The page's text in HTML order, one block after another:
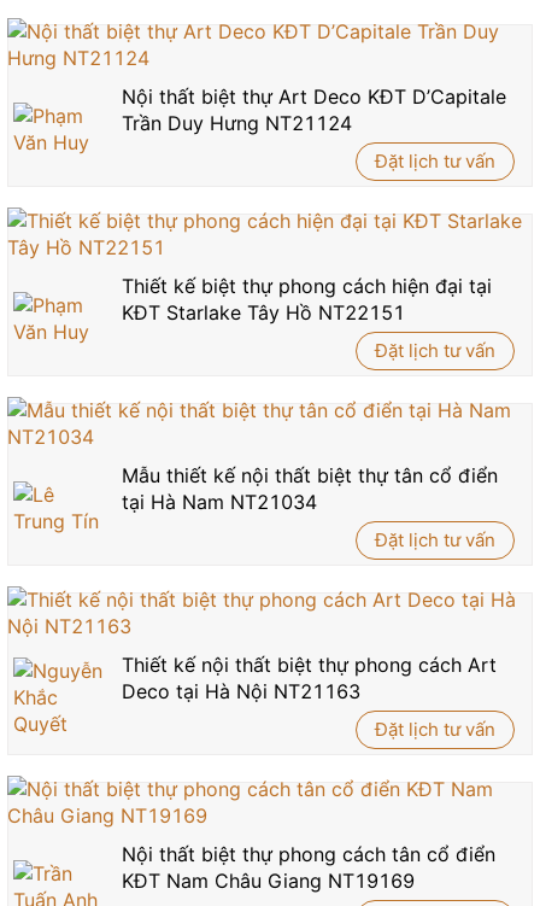
Nội thất biệt thự Art Deco KĐT D’Capitale
Trần Duy Hưng NT21124
Đặt lịch tư vấn
Thiết kế biệt thự phong cách hiện đại tại
KĐT Starlake Tây Hồ NT22151
Đặt lịch tư vấn
Mẫu thiết kế nội thất biệt thự tân cổ điển
tại Hà Nam NT21034
Đặt lịch tư vấn
Thiết kế nội thất biệt thự phong cách Art
Deco tại Hà Nội NT21163
Đặt lịch tư vấn
Nội thất biệt thự phong cách tân cổ điển
KĐT Nam Châu Giang NT19169